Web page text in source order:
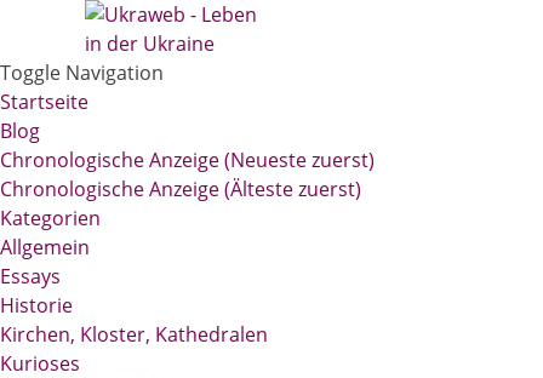
Toggle Navigation
Startseite
Blog
Chronologische Anzeige (Neueste zuerst)
Chronologische Anzeige (Älteste zuerst)
Kategorien
Allgemein
Essays
Historie
Kirchen, Kloster, Kathedralen
Kurioses